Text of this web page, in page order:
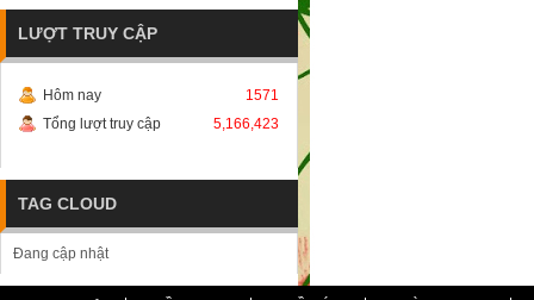
LƯỢT TRUY CẬP
Hôm nay
1571
Tổng lượt truy cập
5,166,423
TAG CLOUD
Đang cập nhật